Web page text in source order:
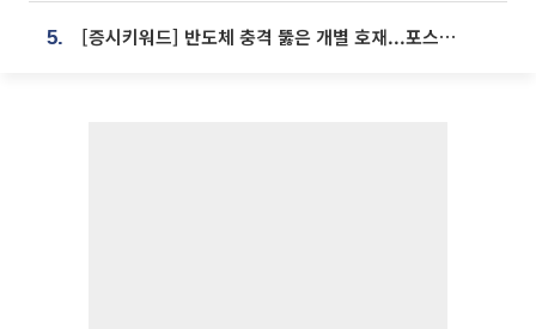
5. [증시키워드] 반도체 충격 뚫은 개별 호재...포스코퓨처엠·에코프로·한화솔루션 '눈길'